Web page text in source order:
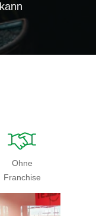
Ohne
Franchise